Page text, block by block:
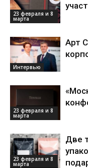
23 февраля и 8
марта
Интервью
Арт
23 февраля и 8
марта
23 февраля и 8
марта
Две